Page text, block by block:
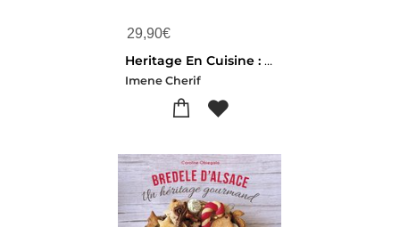
29,90€
Heritage En Cuisine : La Cuisine Comme Heritage, L'amour Comme Ingredient
Imene Cherif